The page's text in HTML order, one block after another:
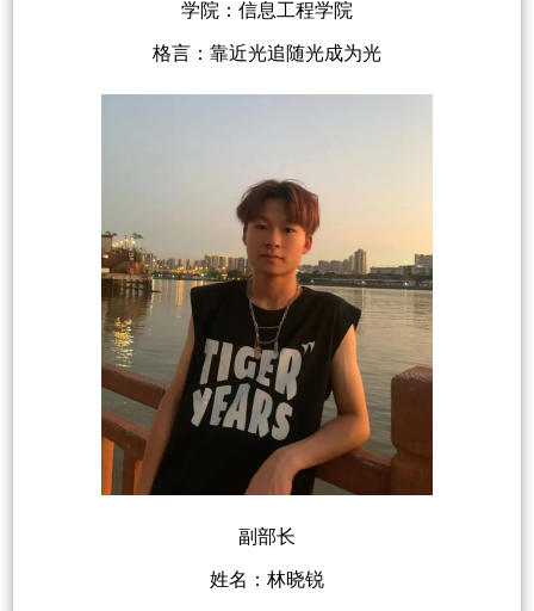
学院：信息工程学院
格言：靠近光追随光成为光
副部长
姓名：林晓锐